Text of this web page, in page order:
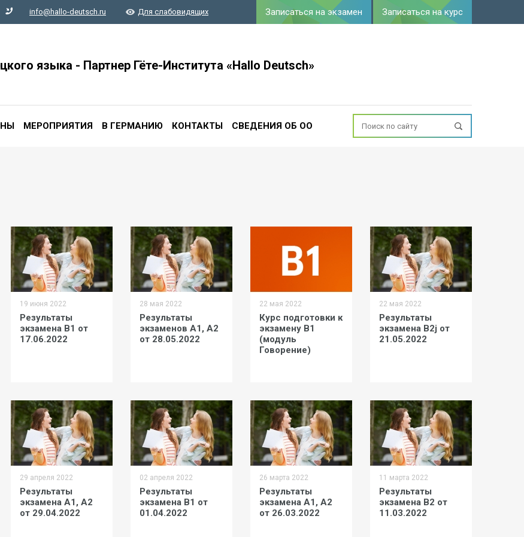
19 июня 2022
Результаты
экзамена В1 от
17.06.2022
28 мая 2022
Результаты
экзаменов A1, А2
от 28.05.2022
22 мая 2022
Курс подготовки к
экзамену В1
(модуль
Говорение)
22 мая 2022
Результаты
экзамена В2j от
21.05.2022
29 апреля 2022
Результаты
экзамена A1, А2
от 29.04.2022
02 апреля 2022
Результаты
экзамена В1 от
01.04.2022
26 марта 2022
Результаты
экзамена A1, А2
от 26.03.2022
11 марта 2022
Результаты
экзамена В2 от
11.03.2022
info@hallo-deutsch.ru Для слабовидящих
языка - Партнер Гёте-Института «Hallo Deutsch»
Записаться на экзамен Записаться на курс
МЕРОПРИЯТИЯ В ГЕРМАНИЮ КОНТАКТЫ СВЕДЕНИЯ ОБ ОО